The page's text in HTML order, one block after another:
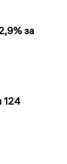
за
124